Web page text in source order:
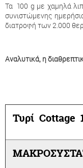
Τα 100 g με χαμηλά
συνιστώμενης
διατροφή των 2.000
Αναλυτικά, η
Τυρί Cοttage